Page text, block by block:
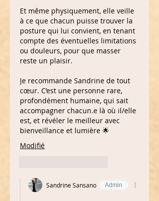
Et même physiquement, elle veille
à ce que chacun puisse trouver la
posture qui lui convient, en tenant
compte des éventuelles limitations
ou douleurs, pour que masser
reste un plaisir.
Je recommande Sandrine de tout
cœur. C’est une personne rare,
profondément humaine, qui sait
accompagner chacun.e là où il/elle
est, et révéler le meilleur avec
bienveillance et lumière 🌟
Modifié
Sandrine Sansano Admin